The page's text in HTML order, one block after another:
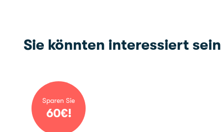
Sie könnten interessiert sein
Sparen Sie
60€!